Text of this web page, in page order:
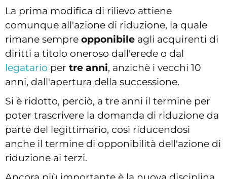
La prima modifica di rilievo attiene
comunque all'azione di riduzione, la quale
rimane sempre opponibile agli acquirenti di
diritti a titolo oneroso dall'erede o dal
legatario per tre anni, anzichè i vecchi 10
anni, dall'apertura della successione.
Si è ridotto, perciò, a tre anni il termine per
poter trascrivere la domanda di riduzione da
parte del legittimario, così riducendosi
anche il termine di opponibilità dell'azione di
riduzione ai terzi.